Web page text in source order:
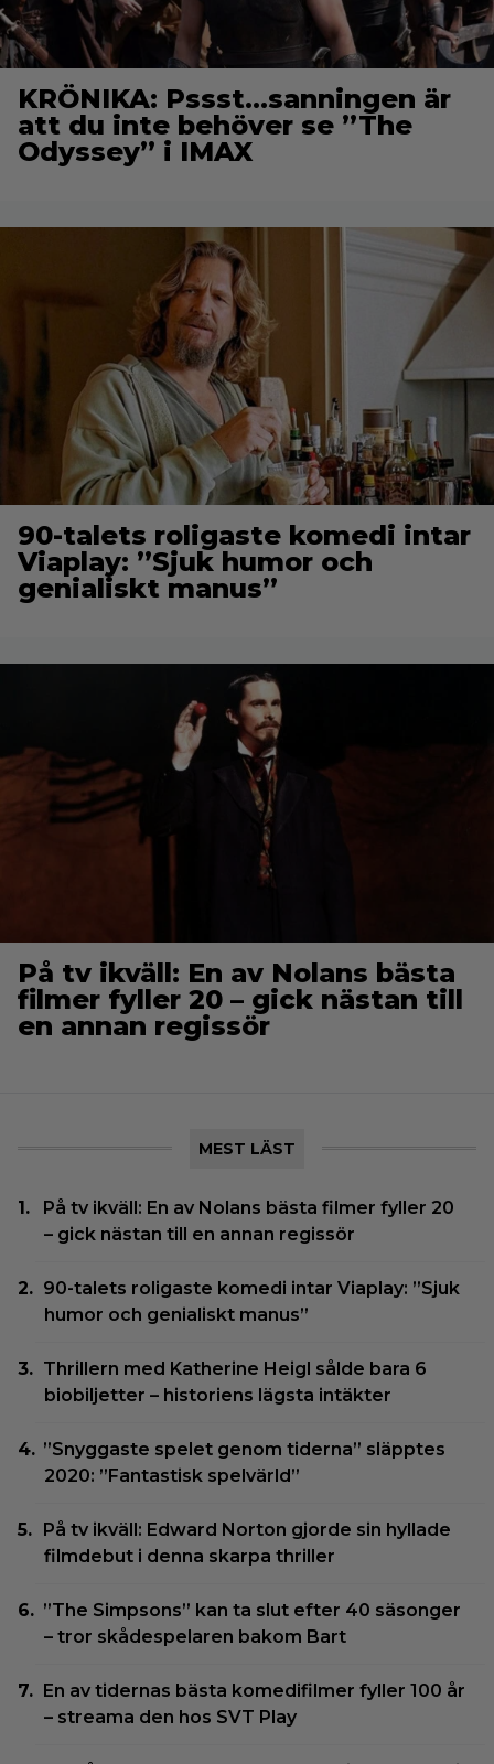
KRÖNIKA: Pssst…sanningen är
att du inte behöver se ”The
Odyssey” i IMAX
90-talets roligaste komedi intar
Viaplay: ”Sjuk humor och
genialiskt manus”
På tv ikväll: En av Nolans bästa
filmer fyller 20 – gick nästan till
en annan regissör
MEST LÄST
På tv ikväll: En av Nolans bästa filmer fyller 20
– gick nästan till en annan regissör
90-talets roligaste komedi intar Viaplay: ”Sjuk
humor och genialiskt manus”
Thrillern med Katherine Heigl sålde bara 6
biobiljetter – historiens lägsta intäkter
”Snyggaste spelet genom tiderna” släpptes
2020: ”Fantastisk spelvärld”
På tv ikväll: Edward Norton gjorde sin hyllade
filmdebut i denna skarpa thriller
”The Simpsons” kan ta slut efter 40 säsonger
– tror skådespelaren bakom Bart
En av tidernas bästa komedifilmer fyller 100 år
– streama den hos SVT Play